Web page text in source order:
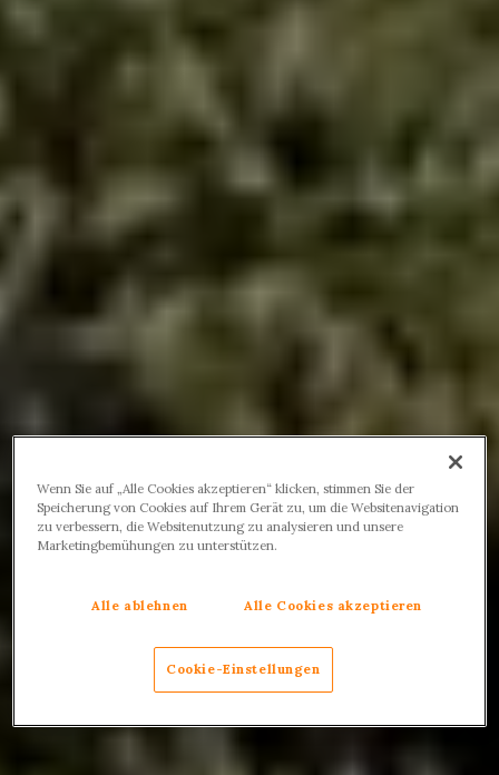
Wenn Sie auf „Alle Cookies akzeptieren“ klicken, stimmen Sie der
Speicherung von Cookies auf Ihrem Gerät zu, um die Websitenavigation
zu verbessern, die Websitenutzung zu analysieren und unsere
Marketingbemühungen zu unterstützen.
Alle ablehnen Alle Cookies akzeptieren
Cookie-Einstellungen